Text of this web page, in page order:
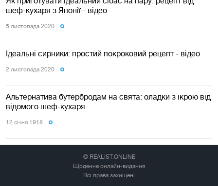
шеф-кухаря з Японії - відео
5 листопада 2020
Ідеальні сирники: простий покроковий рецепт - відео
2 листопада 2020
Альтернатива бутербродам на свята: оладки з ікрою від
відомого шеф-кухаря
12 сiчня 1918
© REALIST.ONLINE
Щоденне онлайн-видання
Всі права захищені